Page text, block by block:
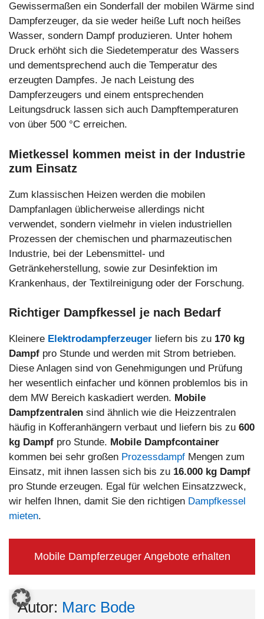
Gewissermaßen ein Sonderfall der mobilen Wärme sind
Dampferzeuger, da sie weder heiße Luft noch heißes
Wasser, sondern Dampf produzieren. Unter hohem
Druck erhöht sich die Siedetemperatur des Wassers
und dementsprechend auch die Temperatur des
erzeugten Dampfes. Je nach Leistung des
Dampferzeugers und einem entsprechenden
Leitungsdruck lassen sich auch Dampftemperaturen
von über 500 °C erreichen.
Mietkessel kommen meist in der Industrie
zum Einsatz
Zum klassischen Heizen werden die mobilen
Dampfanlagen üblicherweise allerdings nicht
verwendet, sondern vielmehr in vielen industriellen
Prozessen der chemischen und pharmazeutischen
Industrie, bei der Lebensmittel- und
Getränkeherstellung, sowie zur Desinfektion im
Krankenhaus, der Textilreinigung oder der Forschung.
Richtiger Dampfkessel je nach Bedarf
Kleinere Elektrodampferzeuger liefern bis zu 170 kg
Dampf pro Stunde und werden mit Strom betrieben.
Diese Anlagen sind von Genehmigungen und Prüfung
her wesentlich einfacher und können problemlos bis in
dem MW Bereich kaskadiert werden. Mobile
Dampfzentralen sind ähnlich wie die Heizzentralen
häufig in Kofferanhängern verbaut und liefern bis zu 600
kg Dampf pro Stunde. Mobile Dampfcontainer
kommen bei sehr großen Prozessdampf Mengen zum
Einsatz, mit ihnen lassen sich bis zu 16.000 kg Dampf
pro Stunde erzeugen. Egal für welchen Einsatzzweck,
wir helfen Ihnen, damit Sie den richtigen Dampfkessel
mieten.
Mobile Dampferzeuger Angebote erhalten
Autor: Marc Bode